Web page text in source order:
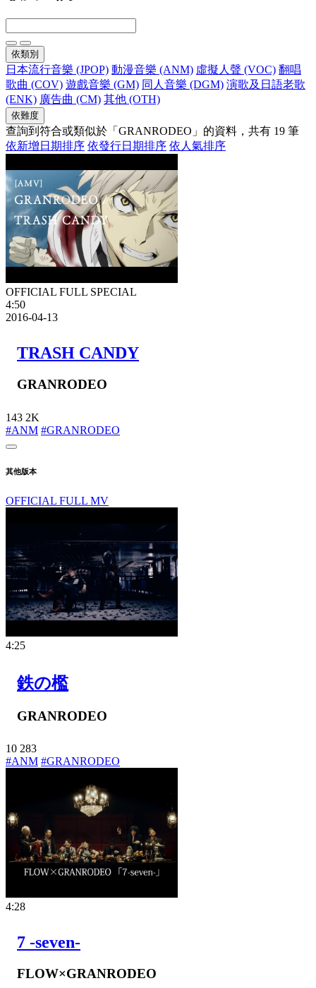
依類別
日本流行音樂 (JPOP) 動漫音樂 (ANM) 虛擬人聲 (VOC) 翻唱
歌曲 (COV) 遊戲音樂 (GM) 同人音樂 (DGM) 演歌及日語老歌
(ENK) 廣告曲 (CM) 其他 (OTH)
依難度
查詢到符合或類似於「GRANRODEO」的資料，共有 19 筆
依新增日期排序 依發行日期排序 依人氣排序
OFFICIAL FULL SPECIAL
4:50
2016-04-13
TRASH CANDY
GRANRODEO
143 2K
#ANM #GRANRODEO
其他版本
OFFICIAL FULL MV
4:25
鉄の檻
GRANRODEO
10 283
#ANM #GRANRODEO
4:28
7 -seven-
FLOW×GRANRODEO